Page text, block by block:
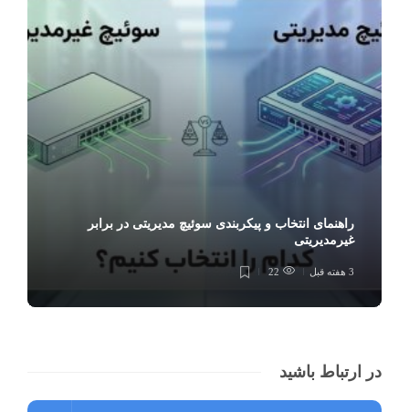
راهنمای انتخاب و پیکربندی سوئیچ مدیریتی در برابر
غیرمدیریتی
3 هفته قبل 22
در ارتباط باشید